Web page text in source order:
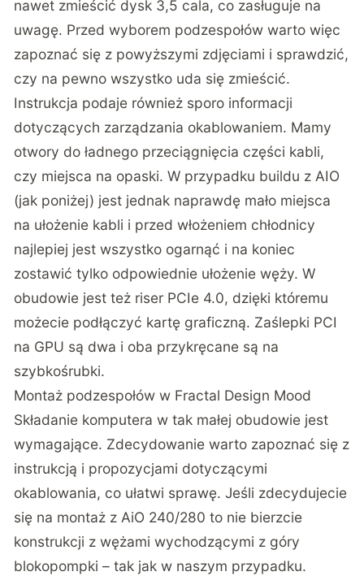
nawet zmieścić dysk 3,5 cala, co zasługuje na
uwagę. Przed wyborem podzespołów warto więc
zapoznać się z powyższymi zdjęciami i sprawdzić,
czy na pewno wszystko uda się zmieścić.
Instrukcja podaje również sporo informacji
dotyczących zarządzania okablowaniem. Mamy
otwory do ładnego przeciągnięcia części kabli,
czy miejsca na opaski. W przypadku buildu z AIO
(jak poniżej) jest jednak naprawdę mało miejsca
na ułożenie kabli i przed włożeniem chłodnicy
najlepiej jest wszystko ogarnąć i na koniec
zostawić tylko odpowiednie ułożenie węży. W
obudowie jest też riser PCIe 4.0, dzięki któremu
możecie podłączyć kartę graficzną. Zaślepki PCI
na GPU są dwa i oba przykręcane są na
szybkośrubki.
Montaż podzespołów w Fractal Design Mood
Składanie komputera w tak małej obudowie jest
wymagające. Zdecydowanie warto zapoznać się z
instrukcją i propozycjami dotyczącymi
okablowania, co ułatwi sprawę. Jeśli zdecydujecie
się na montaż z AiO 240/280 to nie bierzcie
konstrukcji z wężami wychodzącymi z góry
blokopompki – tak jak w naszym przypadku.